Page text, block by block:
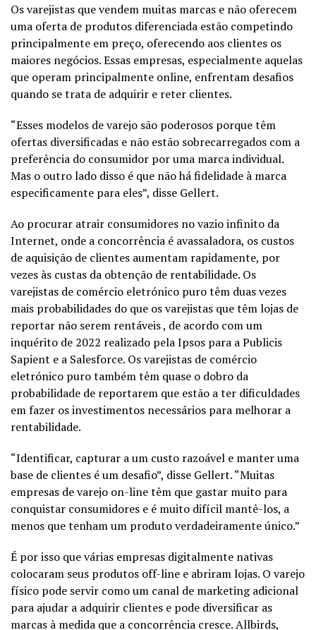
Os varejistas que vendem muitas marcas e não oferecem
uma oferta de produtos diferenciada estão competindo
principalmente em preço, oferecendo aos clientes os
maiores negócios. Essas empresas, especialmente aquelas
que operam principalmente online, enfrentam desafios
quando se trata de adquirir e reter clientes.
“Esses modelos de varejo são poderosos porque têm
ofertas diversificadas e não estão sobrecarregados com a
preferência do consumidor por uma marca individual.
Mas o outro lado disso é que não há fidelidade à marca
especificamente para eles”, disse Gellert.
Ao procurar atrair consumidores no vazio infinito da
Internet, onde a concorrência é avassaladora, os custos
de aquisição de clientes aumentam rapidamente, por
vezes às custas da obtenção de rentabilidade. Os
varejistas de comércio eletrónico puro têm duas vezes
mais probabilidades do que os varejistas que têm lojas de
reportar não serem rentáveis , de acordo com um
inquérito de 2022 realizado pela Ipsos para a Publicis
Sapient e a Salesforce. Os varejistas de comércio
eletrónico puro também têm quase o dobro da
probabilidade de reportarem que estão a ter dificuldades
em fazer os investimentos necessários para melhorar a
rentabilidade.
“Identificar, capturar a um custo razoável e manter uma
base de clientes é um desafio”, disse Gellert. “Muitas
empresas de varejo on-line têm que gastar muito para
conquistar consumidores e é muito difícil mantê-los, a
menos que tenham um produto verdadeiramente único.”
É por isso que várias empresas digitalmente nativas
colocaram seus produtos off-line e abriram lojas. O varejo
físico pode servir como um canal de marketing adicional
para ajudar a adquirir clientes e pode diversificar as
marcas à medida que a concorrência cresce. Allbirds,